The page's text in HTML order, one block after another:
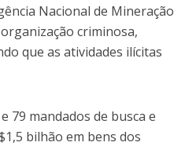
Nacional de Mineração
criminosa,
que as atividades ilícitas
79 mandados de busca e
bilhão em bens dos